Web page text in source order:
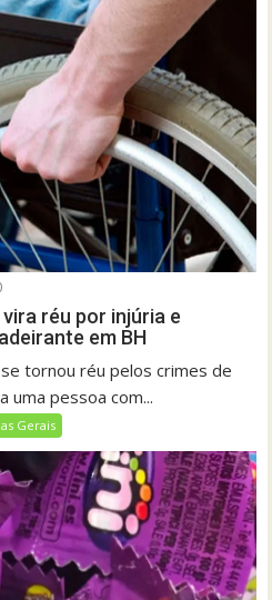
réu por injúria e
em BH
tornou réu pelos crimes de
uma pessoa com...
Gerais